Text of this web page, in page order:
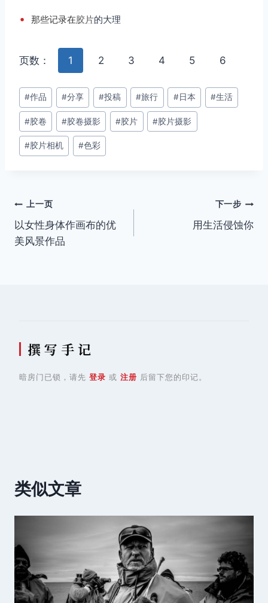
• 那些记录在胶片的大理
页数： 1 2 3 4 5 6
文
章
标
签：
#作品 #分享 #投稿 #旅行 #日本 #生活
#胶卷 #胶卷摄影 #胶片 #胶片摄影
#胶片相机 #色彩
文
章
上一页
以女性身体作画布的优
美风景作品
下一步
用生活侵蚀你
撰 写 手 记
暗房门已锁，请先 登录 或 注册 后留下您的印记。
类似文章